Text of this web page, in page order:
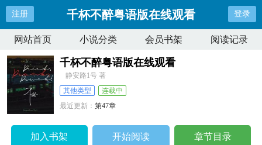
注册 千杯不醉粤语版在线观看 登录
网站首页 小说分类 会员书架 阅读记录
千杯不醉粤语版在线观看
静安路1号 著
其他类型
连载中
最近更新：第47章
加入书架 开始阅读 章节目录